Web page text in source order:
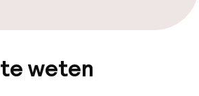
weten